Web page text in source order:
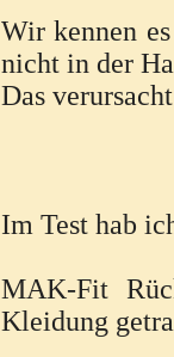
Wir kennen
nicht in der
Das
Im Test hab
MAK-Fit
Kleidung